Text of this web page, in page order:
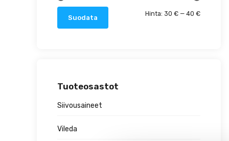
Suodata Hinta: 30 € — 40 €
Tuoteosastot
Siivousaineet
Vileda